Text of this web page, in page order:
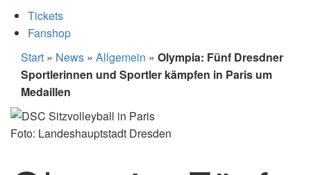
Tickets
Fanshop
Start » News » Allgemein » Olympia: Fünf Dresdner
Sportlerinnen und Sportler kämpfen in Paris um
Medaillen
Foto: Landeshauptstadt Dresden